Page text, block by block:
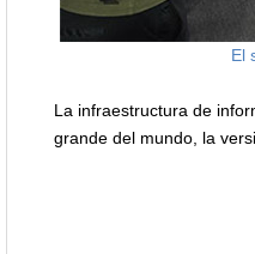
El
La infraestructura de
grande del mundo, la